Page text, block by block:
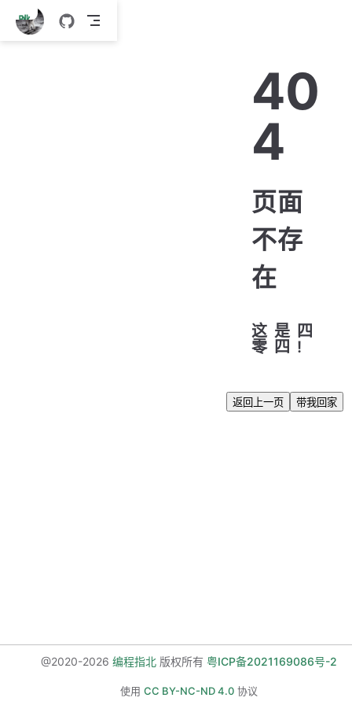
跳
至
40
4
页面
不存
在
这 是 四
零 四 !
返回上一页 带我回家
@2020-2026 编程指北版权所有 粤ICP备2021169086号-2
使用 CC BY-NC-ND 4.0协议